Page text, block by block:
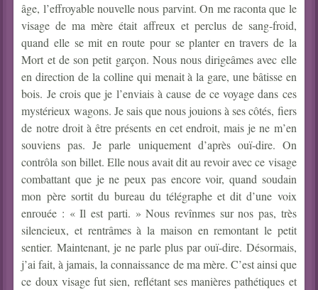
âge, l’effroyable nouvelle nous parvint. On me raconta que le
visage de ma mère était affreux et perclus de sang-froid,
quand elle se mit en route pour se planter en travers de la
Mort et de son petit garçon. Nous nous dirigeâmes avec elle
en direction de la colline qui menait à la gare, une bâtisse en
bois. Je crois que je l’enviais à cause de ce voyage dans ces
mystérieux wagons. Je sais que nous jouions à ses côtés, fiers
de notre droit à être présents en cet endroit, mais je ne m’en
souviens pas. Je parle uniquement d’après ouï-dire. On
contrôla son billet. Elle nous avait dit au revoir avec ce visage
combattant que je ne peux pas encore voir, quand soudain
mon père sortit du bureau du télégraphe et dit d’une voix
enrouée : « Il est parti. » Nous revînmes sur nos pas, très
silencieux, et rentrâmes à la maison en remontant le petit
sentier. Maintenant, je ne parle plus par ouï-dire. Désormais,
j’ai fait, à jamais, la connaissance de ma mère. C’est ainsi que
ce doux visage fut sien, reflétant ses manières pathétiques et